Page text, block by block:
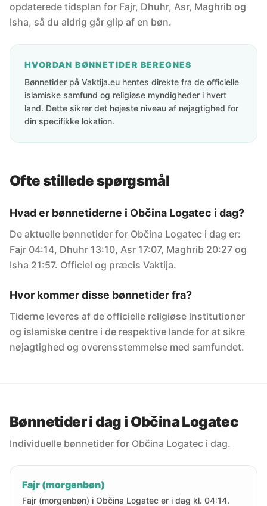
opdaterede tidsplan for Fajr, Dhuhr, Asr, Maghrib og
Isha, så du aldrig går glip af en bøn.
HVORDAN BØNNETIDER BEREGNES
Bønnetider på Vaktija.eu hentes direkte fra de officielle
islamiske samfund og religiøse myndigheder i hvert
land. Dette sikrer det højeste niveau af nøjagtighed for
din specifikke lokation.
Ofte stillede spørgsmål
Hvad er bønnetiderne i Občina Logatec i dag?
De aktuelle bønnetider for Občina Logatec i dag er:
Fajr 04:14, Dhuhr 13:10, Asr 17:07, Maghrib 20:27 og
Isha 21:57. Officiel og præcis Vaktija.
Hvor kommer disse bønnetider fra?
Tiderne leveres af de officielle religiøse institutioner
og islamiske centre i de respektive lande for at sikre
nøjagtighed og overensstemmelse med samfundet.
Bønnetider i dag i Občina Logatec
Individuelle bønnetider for Občina Logatec i dag.
Fajr (morgenbøn)
Fajr (morgenbøn) i Občina Logatec er i dag kl. 04:14.